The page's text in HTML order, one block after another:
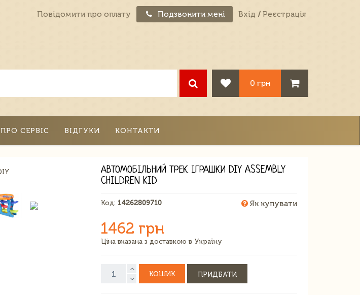
Повідомити про оплату Подзвонити мені Вхід / Реєстрація
0 грн
ПРО СЕРВІС ВІДГУКИ КОНТАКТИ
АВТОМОБІЛЬНИЙ ТРЕК ІГРАШКИ DIY ASSEMBLY
CHILDREN KID
Код: 14262809710 Як купувати
1462 грн
Ціна вказана з доставкою в Україну
КОШИК ПРИДБАТИ